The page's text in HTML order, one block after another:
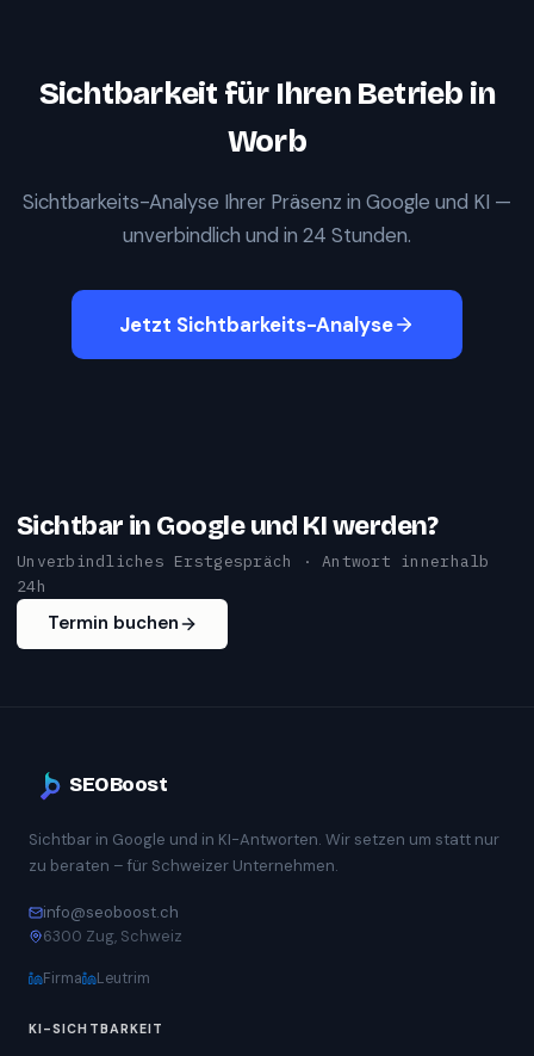
Sichtbarkeit für Ihren Betrieb in
Worb
Sichtbarkeits-Analyse Ihrer Präsenz in Google und KI —
unverbindlich und in 24 Stunden.
Jetzt Sichtbarkeits-Analyse
Sichtbar in Google und KI werden?
Unverbindliches Erstgespräch · Antwort innerhalb
24h
Termin buchen
SEOBoost
Sichtbar in Google und in KI-Antworten. Wir setzen um statt nur
zu beraten – für Schweizer Unternehmen.
info@seoboost.ch
6300 Zug, Schweiz
Firma Leutrim
KI-SICHTBARKEIT